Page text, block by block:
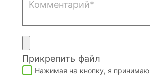
Прикрепить файл
Нажимая на кнопку, я принимаю